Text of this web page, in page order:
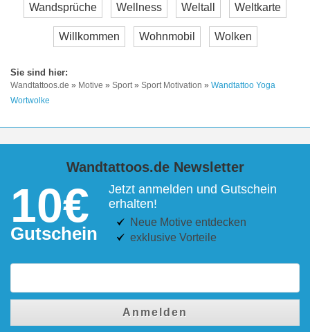
Wandsprüche Wellness Weltall Weltkarte
Willkommen Wohnmobil Wolken
Wandtattoos.de » Motive » Sport » Sport Motivation » Wandtattoo Yoga
Wortwolke
Wandtattoos.de Newsletter
10€
Gutschein
Jetzt anmelden und Gutschein
erhalten!
Neue Motive entdecken
exklusive Vorteile
Anmelden